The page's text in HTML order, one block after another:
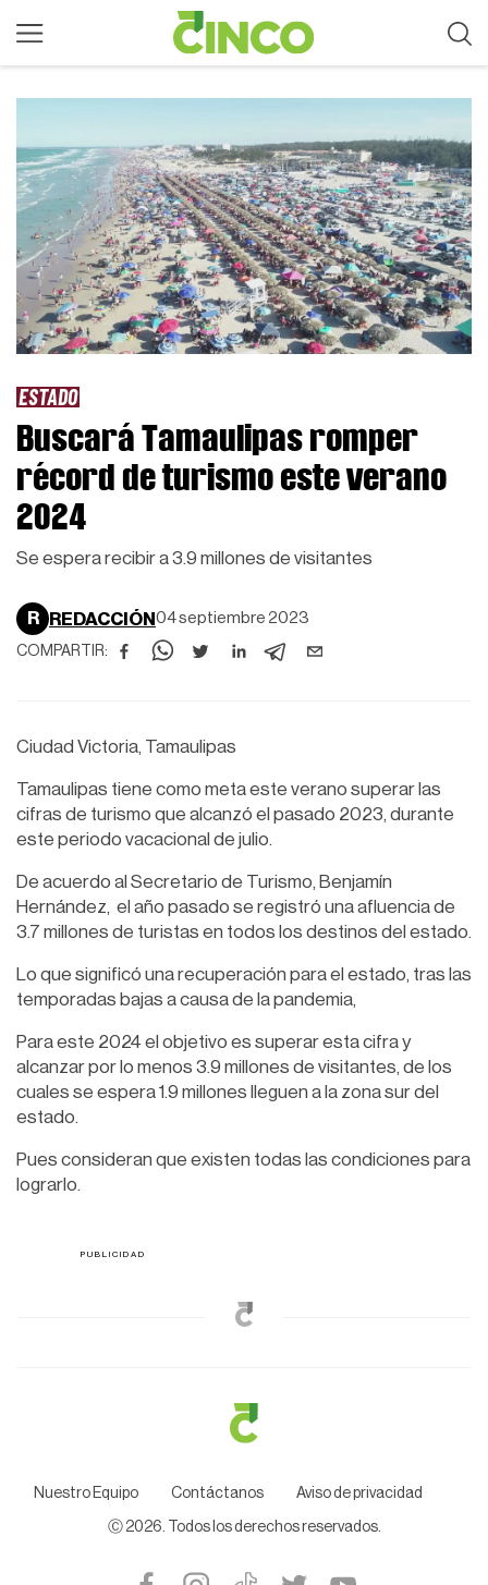
ESTADO
Buscará Tamaulipas romper
récord de turismo este verano
2024
Se espera recibir a 3.9 millones de visitantes
R REDACCIÓN 04 septiembre 2023
COMPARTIR:
Ciudad Victoria, Tamaulipas
Tamaulipas tiene como meta este verano superar las
cifras de turismo que alcanzó el pasado 2023, durante
este periodo vacacional de julio.
De acuerdo al Secretario de Turismo, Benjamín
Hernández, el año pasado se registró una afluencia de
3.7 millones de turistas en todos los destinos del estado.
Lo que significó una recuperación para el estado, tras las
temporadas bajas a causa de la pandemia,
Para este 2024 el objetivo es superar esta cifra y
alcanzar por lo menos 3.9 millones de visitantes, de los
cuales se espera 1.9 millones lleguen a la zona sur del
estado.
Pues consideran que existen todas las condiciones para
lograrlo.
Nuestro Equipo Contáctanos Aviso de privacidad
Ⓒ 2026. Todos los derechos reservados.